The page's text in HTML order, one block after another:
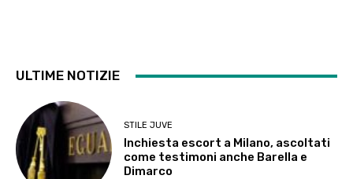
ULTIME NOTIZIE
STILE JUVE
Inchiesta escort a Milano, ascoltati
come testimoni anche Barella e
Dimarco